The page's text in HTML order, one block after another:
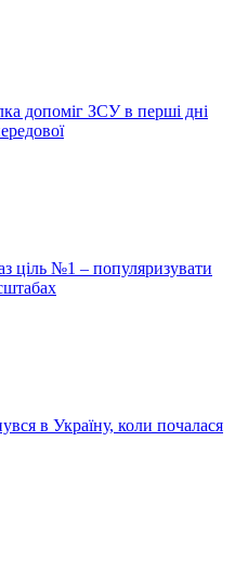
допоміг ЗСУ в перші дні
ціль №1 – популяризувати
в Україну, коли почалася